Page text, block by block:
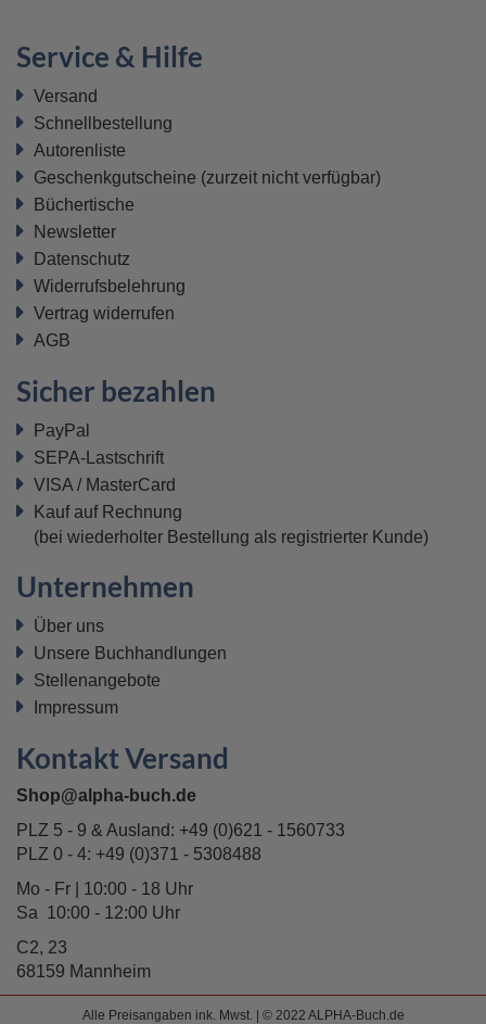
Service & Hilfe
Versand
Schnellbestellung
Autorenliste
Geschenkgutscheine (zurzeit nicht verfügbar)
Büchertische
Newsletter
Datenschutz
Widerrufsbelehrung
Vertrag widerrufen
AGB
Sicher bezahlen
PayPal
SEPA-Lastschrift
VISA / MasterCard
Kauf auf Rechnung
(bei wiederholter Bestellung als registrierter Kunde)
Unternehmen
Über uns
Unsere Buchhandlungen
Stellenangebote
Impressum
Kontakt Versand
Shop@alpha-buch.de
PLZ 5 - 9 & Ausland: +49 (0)621 - 1560733
PLZ 0 - 4: +49 (0)371 - 5308488
Mo - Fr | 10:00 - 18 Uhr
Sa 10:00 - 12:00 Uhr
C2, 23
68159 Mannheim
Alle Preisangaben ink. Mwst. | © 2022 ALPHA-Buch.de